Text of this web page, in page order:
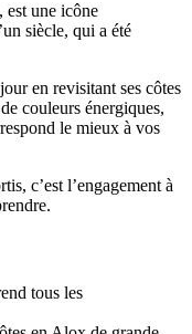
une icône
siècle, qui a été
en revisitant ses côtes
couleurs énergiques,
le mieux à vos
c’est l’engagement à
tous les